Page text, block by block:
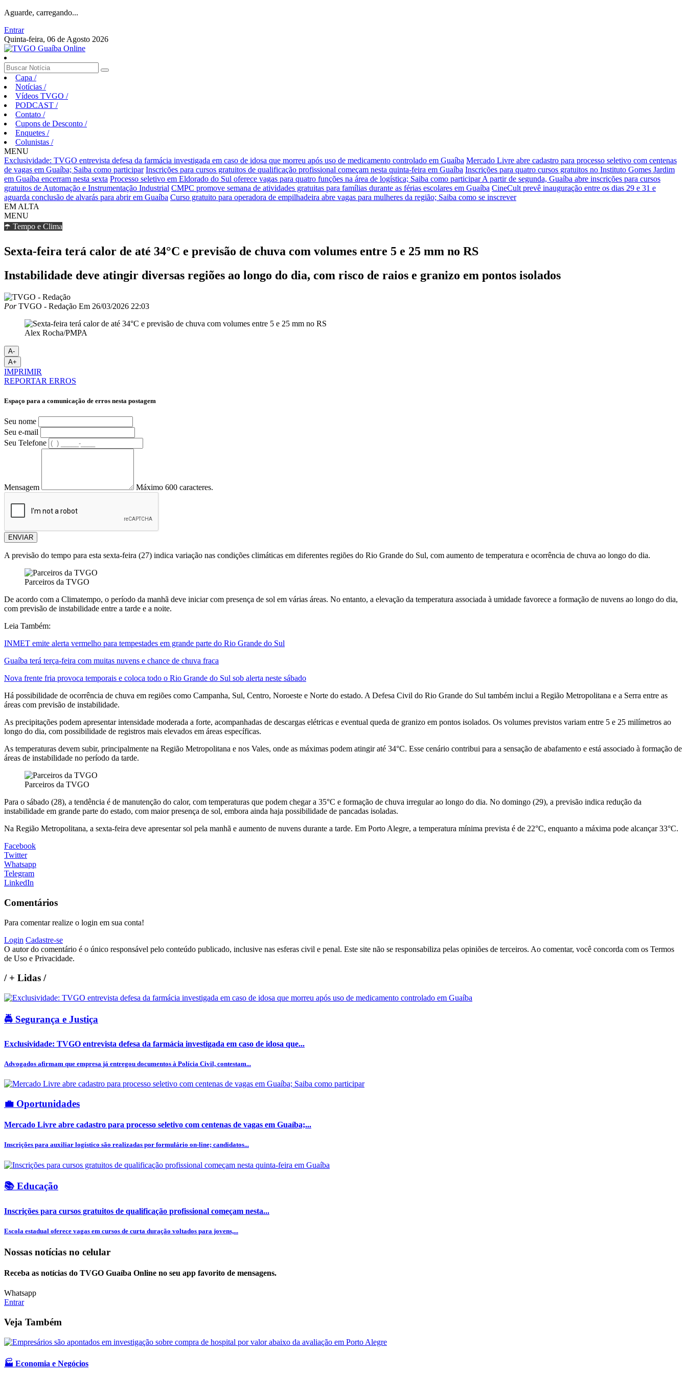
Aguarde, carregando...
Entrar
Quinta-feira, 06 de Agosto 2026
Capa /
Notícias /
Vídeos TVGO /
PODCAST /
Contato /
Cupons de Desconto /
Enquetes /
Colunistas /
MENU
Exclusividade: TVGO entrevista defesa da farmácia investigada em caso de idosa que morreu após uso de medicamento controlado em Guaíba Mercado Livre abre cadastro para processo seletivo com centenas
de vagas em Guaíba; Saiba como participar Inscrições para cursos gratuitos de qualificação profissional começam nesta quinta-feira em Guaíba Inscrições para quatro cursos gratuitos no Instituto Gomes Jardim
em Guaíba encerram nesta sexta Processo seletivo em Eldorado do Sul oferece vagas para quatro funções na área de logística; Saiba como participarA partir de segunda, Guaíba abre inscrições para cursos
gratuitos de Automação e Instrumentação Industrial CMPC promove semana de atividades gratuitas para famílias durante as férias escolares em Guaíba CineCult prevê inauguração entre os dias 29 e 31 e
aguarda conclusão de alvarás para abrir em Guaíba Curso gratuito para operadora de empilhadeira abre vagas para mulheres da região; Saiba como se inscrever
EM ALTA
MENU
☂️ Tempo e Clima
Sexta-feira terá calor de até 34°C e previsão de chuva com volumes entre 5 e 25 mm no RS
Instabilidade deve atingir diversas regiões ao longo do dia, com risco de raios e granizo em pontos isolados
PorTVGO - Redação Em 26/03/2026 22:03
Alex Rocha/PMPA
A-
A+
IMPRIMIR
REPORTAR ERROS
Espaço para a comunicação de erros nesta postagem
Seu nome
Seu e-mail
Seu Telefone
Mensagem Máximo 600 caracteres.
ENVIAR
A previsão do tempo para esta sexta-feira (27) indica variação nas condições climáticas em diferentes regiões do Rio Grande do Sul, com aumento de temperatura e ocorrência de chuva ao longo do dia.
Parceiros da TVGO
De acordo com a Climatempo, o período da manhã deve iniciar com presença de sol em várias áreas. No entanto, a elevação da temperatura associada à umidade favorece a formação de nuvens ao longo do dia,
com previsão de instabilidade entre a tarde e a noite.
Leia Também:
INMET emite alerta vermelho para tempestades em grande parte do Rio Grande do Sul
Guaíba terá terça-feira com muitas nuvens e chance de chuva fraca
Nova frente fria provoca temporais e coloca todo o Rio Grande do Sul sob alerta neste sábado
Há possibilidade de ocorrência de chuva em regiões como Campanha, Sul, Centro, Noroeste e Norte do estado. A Defesa Civil do Rio Grande do Sul também inclui a Região Metropolitana e a Serra entre as
áreas com previsão de instabilidade.
As precipitações podem apresentar intensidade moderada a forte, acompanhadas de descargas elétricas e eventual queda de granizo em pontos isolados. Os volumes previstos variam entre 5 e 25 milímetros ao
longo do dia, com possibilidade de registros mais elevados em áreas específicas.
As temperaturas devem subir, principalmente na Região Metropolitana e nos Vales, onde as máximas podem atingir até 34°C. Esse cenário contribui para a sensação de abafamento e está associado à formação de
áreas de instabilidade no período da tarde.
Parceiros da TVGO
Para o sábado (28), a tendência é de manutenção do calor, com temperaturas que podem chegar a 35°C e formação de chuva irregular ao longo do dia. No domingo (29), a previsão indica redução da
instabilidade em grande parte do estado, com maior presença de sol, embora ainda haja possibilidade de pancadas isoladas.
Na Região Metropolitana, a sexta-feira deve apresentar sol pela manhã e aumento de nuvens durante a tarde. Em Porto Alegre, a temperatura mínima prevista é de 22°C, enquanto a máxima pode alcançar 33°C.
Facebook
Twitter
Whatsapp
Telegram
LinkedIn
Comentários
Para comentar realize o login em sua conta!
Login Cadastre-se
O autor do comentário é o único responsável pelo conteúdo publicado, inclusive nas esferas civil e penal. Este site não se responsabiliza pelas opiniões de terceiros. Ao comentar, você concorda com os Termos
de Uso e Privacidade.
/+ Lidas /
🚔 Segurança e Justiça
Exclusividade: TVGO entrevista defesa da farmácia investigada em caso de idosa que...
Advogados afirmam que empresa já entregou documentos à Polícia Civil, contestam...
💼 Oportunidades
Mercado Livre abre cadastro para processo seletivo com centenas de vagas em Guaíba;...
Inscrições para auxiliar logístico são realizadas por formulário on-line; candidatos...
📚 Educação
Inscrições para cursos gratuitos de qualificação profissional começam nesta...
Escola estadual oferece vagas em cursos de curta duração voltados para jovens,...
Nossas notícias no celular
Receba as notícias do TVGO Guaíba Online no seu app favorito de mensagens.
Whatsapp
Entrar
Veja Também
🏭 Economia e Negócios